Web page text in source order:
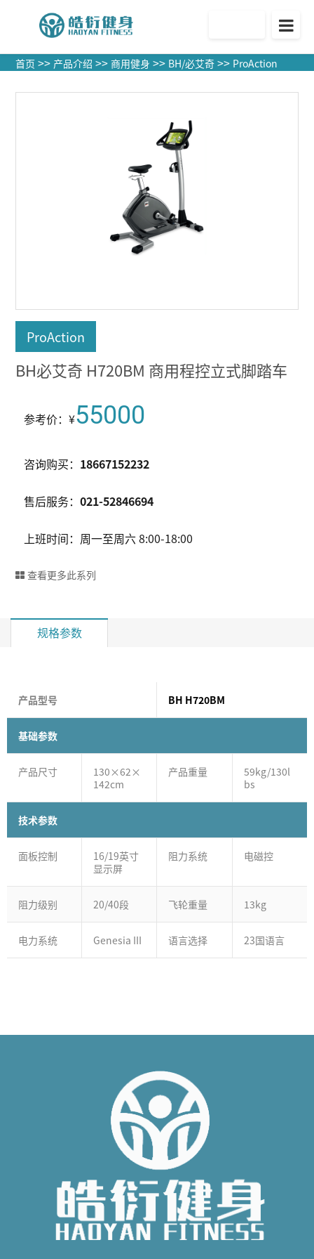
首页 >> 产品介绍 >> 商用健身 >> BH/必艾奇 >> ProAction
ProAction
BH必艾奇 H720BM 商用程控立式脚踏车
参考价：¥55000
咨询购买： 18667152232
售后服务： 021-52846694
上班时间：周一至周六 8:00-18:00
查看更多此系列
规格参数
产品型号 BH H720BM
基础参数
产品尺寸
130×62×
142cm
产品重量
59kg/130l
bs
技术参数
面板控制
16/19英寸
显示屏
阻力系统 电磁控
阻力级别 20/40段 飞轮重量 13kg
电力系统 Genesia III 语言选择 23国语言